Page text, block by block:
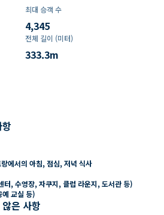
최대 승객 수
4,345
전체 길이 (미터)
333.3m
에서의 아침, 점심, 저녁 식사
터, 수영장, 자쿠지, 클럽 라운지, 도서관 등)
교실 등)
은 사항